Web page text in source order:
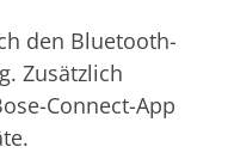
den Bluetooth-
Zusätzlich
Connect-App